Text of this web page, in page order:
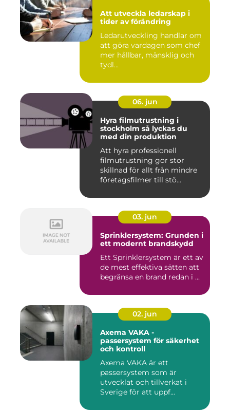
Att utveckla ledarskap i
tider av förändring
Ledarutveckling handlar om
att göra vardagen som chef
mer hållbar, mänsklig och
tydl...
06. jun
Hyra filmutrustning i
stockholm så lyckas du
med din produktion
Att hyra professionell
filmutrustning gör stor
skillnad för allt från mindre
företagsfilmer till stö...
03. jun
Sprinklersystem: Grunden i
ett modernt brandskydd
Ett Sprinklersystem är ett av
de mest effektiva sätten att
begränsa en brand redan i ...
02. jun
Axema VAKA -
passersystem för säkerhet
och kontroll
Axema VAKA är ett
passersystem som är
utvecklat och tillverkat i
Sverige för att uppf...